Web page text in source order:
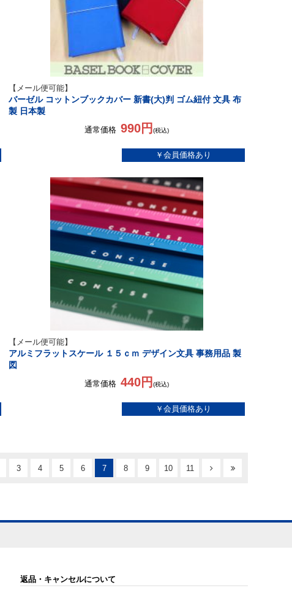
【メール便可能】
バーゼル コットンブックカバー 新書(大)判 ゴム紐付 文具 布
製 日本製
通常価格 990円 (税込)
【メール便可能】
アルミフラットスケール １５ｃｍ デザイン文具 事務用品 製
図
通常価格 440円 (税込)
3 4 5 6 7 8 9 10 11
返品・キャンセルについて